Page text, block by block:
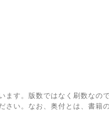
す。版数ではなく刷数なの
い。なお、奥付とは、書籍